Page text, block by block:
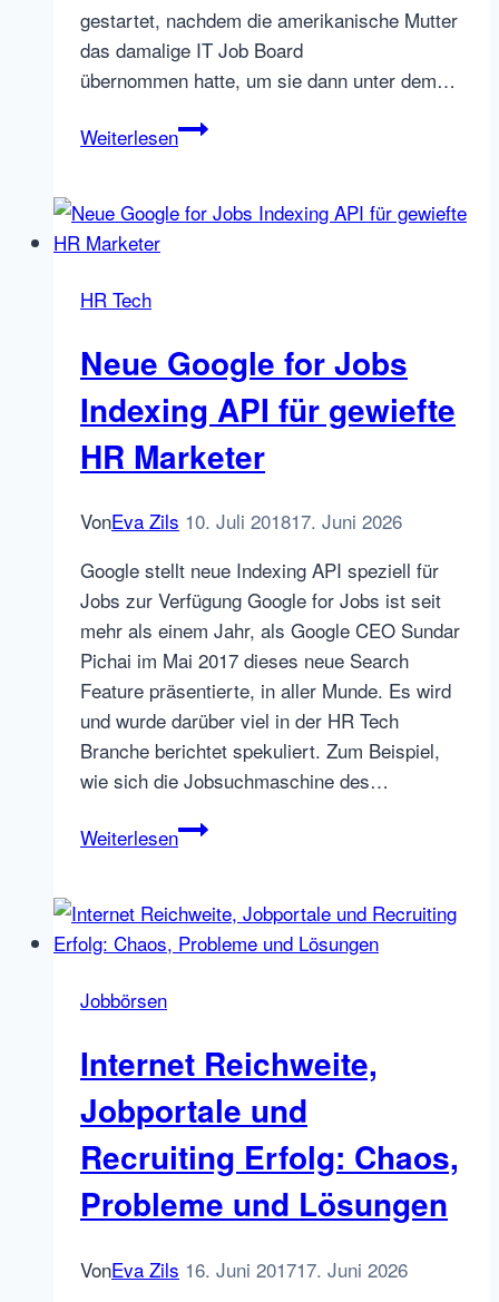
gestartet, nachdem die amerikanische Mutter
das damalige IT Job Board
übernommen hatte, um sie dann unter dem…
WeiterlesenJobbörsen
ist
gelobte
Land?
HR Tech
Neue Google for Jobs
Indexing API für gewiefte
HR Marketer
VonEva Zils 10. Juli 201817. Juni 2026
Google stellt neue Indexing API speziell für
Jobs zur Verfügung Google for Jobs ist seit
mehr als einem Jahr, als Google CEO Sundar
Pichai im Mai 2017 dieses neue Search
Feature präsentierte, in aller Munde. Es wird
und wurde darüber viel in der HR Tech
Branche berichtet spekuliert. Zum Beispiel,
wie sich die Jobsuchmaschine des…
WeiterlesenNeue
Jobs
Indexing
HR
Marketer
Jobbörsen
Internet Reichweite,
Jobportale und
Recruiting Erfolg: Chaos,
Probleme und Lösungen
VonEva Zils 16. Juni 201717. Juni 2026